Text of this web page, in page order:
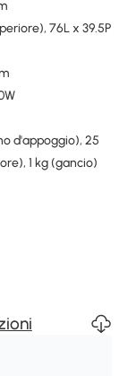
76L x 39.5P
d'appoggio), 25
1 kg (gancio)